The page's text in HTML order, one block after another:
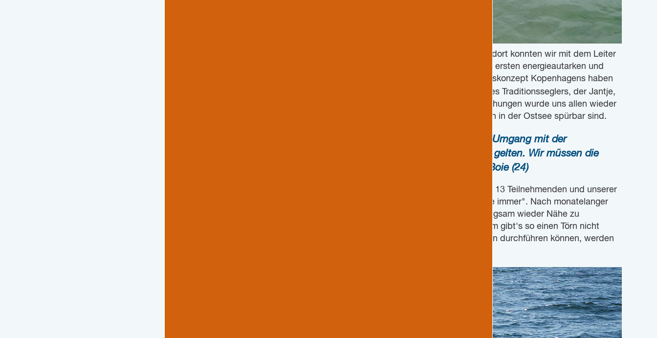
Ein Highlight des Törns war der Besuch der Energieakademie Samsø, dort konnten wir mit dem Leiter
der Akademie, Søren Hermansen, darüber diskutieren, wie Samsø zur ersten energieautarken und
-neutralen Insel Dänemarks werden konnte. Das Klimaanpassungskonzept Kopenhagens haben
wir in Form einer selbst gestalteten Wandelausstellung an Bord unseres Traditionsseglers, der Jantje,
besprochen und kritisch hinterfragt. Bei meeresbiologischen Untersuchungen wurde uns allen wieder
einmal deutlich, dass die Auswirkungen des Klimawandels auch schon in der Ostsee spürbar sind.
„Das Motto #flattenthecurve steht für den vernünftigen Umgang mit der
Coronakrise. Dieses Motto sollte auch für die Klimakrise gelten. Wir müssen die
Treibhausgasemissionen drastisch reduzieren." - Jesse Boie (24)
Der Törn kam, der Coronakrise zum Trotz, genau zur richtigen Zeit: Mit 13 Teilnehmenden und unserer
Crew wurde es an Bord (natürlich mit Hygienekonzept!) doch fast "wie immer". Nach monatelanger
Kontaktvermeidung oder -sperre war es eine wirklich tolle Zeit, um langsam wieder Nähe zu
Menschen aufzubauen und auch neue Kontakte zu knüpfen. Außerdem gibt's so einen Törn nicht
jedes Jahr - sofern wir im nächsten Jahr eine halbwegs normale Saison durchführen können, werden